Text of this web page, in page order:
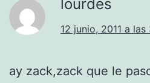
lourdes
12 junio, 2011 a las
ay zack,zack que le